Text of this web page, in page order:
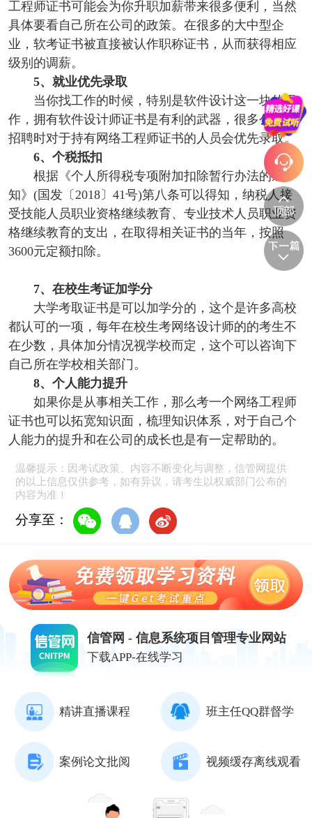
工程师证书可能会为你升职加薪带来很多便利，当然
具体要看自己所在公司的政策。在很多的大中型企
业，软考证书被直接被认作职称证书，从而获得相应
级别的调薪。
5、就业优先录取
当你找工作的时候，特别是软件设计这一块的工
作，拥有软件设计师证书是有利的武器，很多公司在
招聘时对于持有网络工程师证书的人员会优先录取。
6、个税抵扣
根据《个人所得税专项附加扣除暂行办法的通
知》(国发〔2018〕41号)第八条可以得知，纳税人接
受技能人员职业资格继续教育、专业技术人员职业资
格继续教育的支出，在取得相关证书的当年，按照
3600元定额扣除。
7、在校生考证加学分
大学考取证书是可以加学分的，这个是许多高校
都认可的一项，每年在校生考网络设计师的的考生不
在少数，具体加分情况视学校而定，这个可以咨询下
自己所在学校相关部门。
8、个人能力提升
如果你是从事相关工作，那么考一个网络工程师
证书也可以拓宽知识面，梳理知识体系，对于自己个
人能力的提升和在公司的成长也是有一定帮助的。
温馨提示：因考试政策、内容不断变化与调整，信管网提供
的以上信息仅供参考，如有异议，请考生以权威部门公布的
内容为准！
分享至：
信管网 - 信息系统项目管理专业网站
下载APP-在线学习
精讲直播课程 班主任QQ群督学
案例论文批阅 视频缓存离线观看